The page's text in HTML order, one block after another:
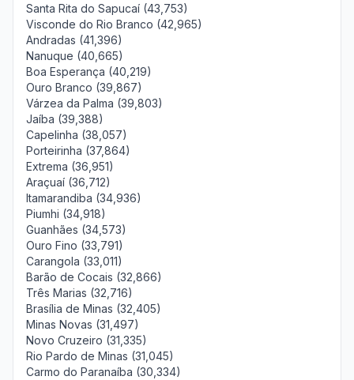
Santa Rita do Sapucaí (43,753)
Visconde do Rio Branco (42,965)
Andradas (41,396)
Nanuque (40,665)
Boa Esperança (40,219)
Ouro Branco (39,867)
Várzea da Palma (39,803)
Jaíba (39,388)
Capelinha (38,057)
Porteirinha (37,864)
Extrema (36,951)
Araçuaí (36,712)
Itamarandiba (34,936)
Piumhi (34,918)
Guanhães (34,573)
Ouro Fino (33,791)
Carangola (33,011)
Barão de Cocais (32,866)
Três Marias (32,716)
Brasília de Minas (32,405)
Minas Novas (31,497)
Novo Cruzeiro (31,335)
Rio Pardo de Minas (31,045)
Carmo do Paranaíba (30,334)